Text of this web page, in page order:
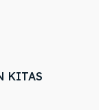
KITAS